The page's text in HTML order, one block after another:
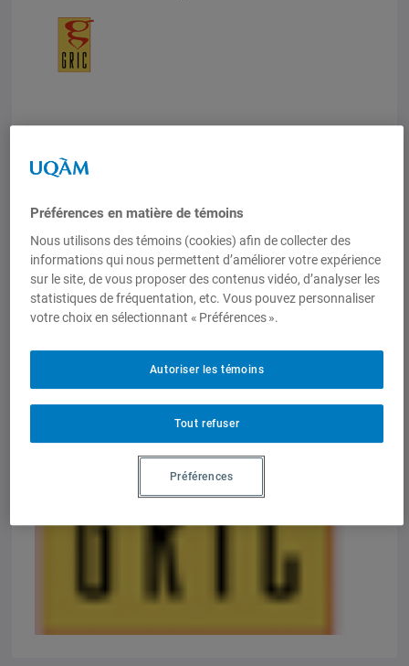
Préférences en matière de témoins
Nous utilisons des témoins (cookies) afin de collecter des
informations qui nous permettent d’améliorer votre expérience
sur le site, de vous proposer des contenus vidéo, d’analyser les
statistiques de fréquentation, etc. Vous pouvez personnaliser
votre choix en sélectionnant « Préférences ».
Tout refuser
Autoriser les témoins
Préférences